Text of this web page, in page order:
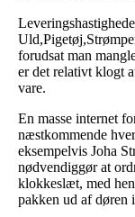
forudsat man
er det relativt klogt
vare.
En masse internet
næstkommende
eksempelvis Joha
nødvendiggør at
klokkeslæt, med
pakken ud af døren